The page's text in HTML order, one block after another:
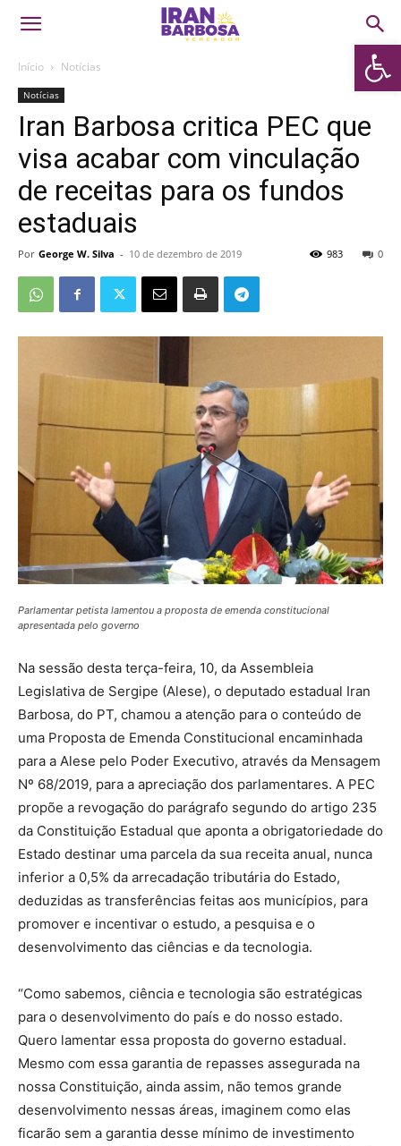
Abrir
Início Notícias
Notícias
Iran Barbosa critica PEC que
visa acabar com vinculação
de receitas para os fundos
estaduais
Por George W. Silva - 10 de dezembro de 2019 0
983
Parlamentar petista lamentou a proposta de emenda constitucional
apresentada pelo governo
Na sessão desta terça-feira, 10, da Assembleia
Legislativa de Sergipe (Alese), o deputado estadual Iran
Barbosa, do PT, chamou a atenção para o conteúdo de
uma Proposta de Emenda Constitucional encaminhada
para a Alese pelo Poder Executivo, através da Mensagem
Nº 68/2019, para a apreciação dos parlamentares. A PEC
propõe a revogação do parágrafo segundo do artigo 235
da Constituição Estadual que aponta a obrigatoriedade do
Estado destinar uma parcela da sua receita anual, nunca
inferior a 0,5% da arrecadação tributária do Estado,
deduzidas as transferências feitas aos municípios, para
promover e incentivar o estudo, a pesquisa e o
desenvolvimento das ciências e da tecnologia.
“Como sabemos, ciência e tecnologia são estratégicas
para o desenvolvimento do país e do nosso estado.
Quero lamentar essa proposta do governo estadual.
Mesmo com essa garantia de repasses assegurada na
nossa Constituição, ainda assim, não temos grande
desenvolvimento nessas áreas, imaginem como elas
ficarão sem a garantia desse mínimo de investimento